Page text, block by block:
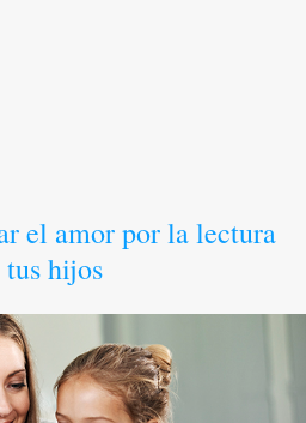
el amor por la lectura
tus hijos